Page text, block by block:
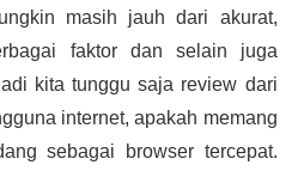
masih jauh dari akurat,
faktor dan selain juga
kita tunggu saja review dari
internet, apakah memang
sebagai browser tercepat.